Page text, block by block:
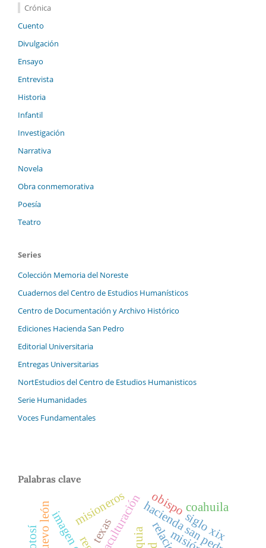
Crónica
Cuento
Divulgación
Ensayo
Entrevista
Historia
Infantil
Investigación
Narrativa
Novela
Obra conmemorativa
Poesía
Teatro
Series
Colección Memoria del Noreste
Cuadernos del Centro de Estudios Humanísticos
Centro de Documentación y Archivo Histórico
Ediciones Hacienda San Pedro
Editorial Universitaria
Entregas Universitarias
NortEstudios del Centro de Estudios Humanisticos
Serie Humanidades
Voces Fundamentales
Palabras clave
hacienda san pedro
siglo xix
aculturación misión
misioneros obispo
nuevo león coahuila
texas